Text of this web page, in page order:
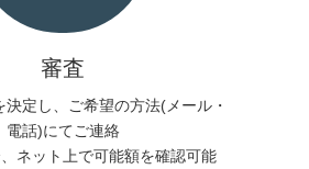
審査
決定し、ご希望の方法(メール・
電話)にてご連絡
ネット上で可能額を確認可能